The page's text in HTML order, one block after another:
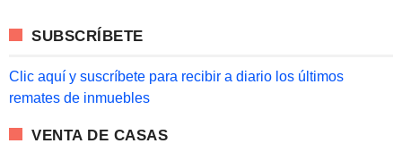
h
o
:
SUBSCRÍBETE
Clic aquí y suscríbete para recibir a diario los últimos
remates de inmuebles
VENTA DE CASAS